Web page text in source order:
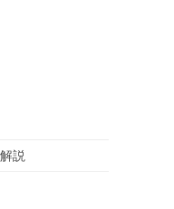
説